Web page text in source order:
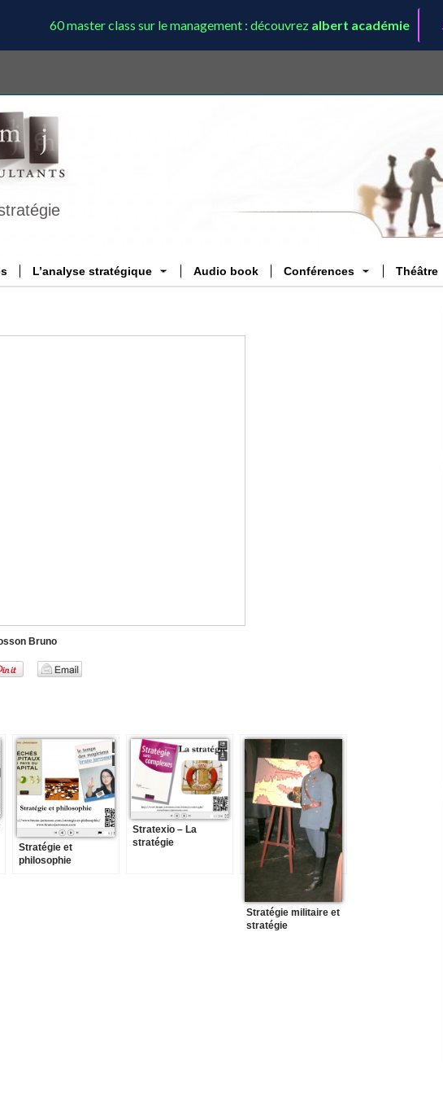
60 master class sur le management : découvrez albert académie
L’analyse stratégique Audio book Conférences Théâtre
Bruno
Stratégie et
philosophie
Stratexio – La
stratégie
Stratégie militaire et
stratégie